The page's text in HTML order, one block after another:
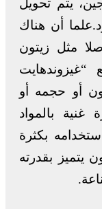
يتم تحويل
أن هناك
مثل زيتون
“غيزوندهايت
أو حجمه أو
غنية بالمواد
بكثرة
يتميز بقدرته